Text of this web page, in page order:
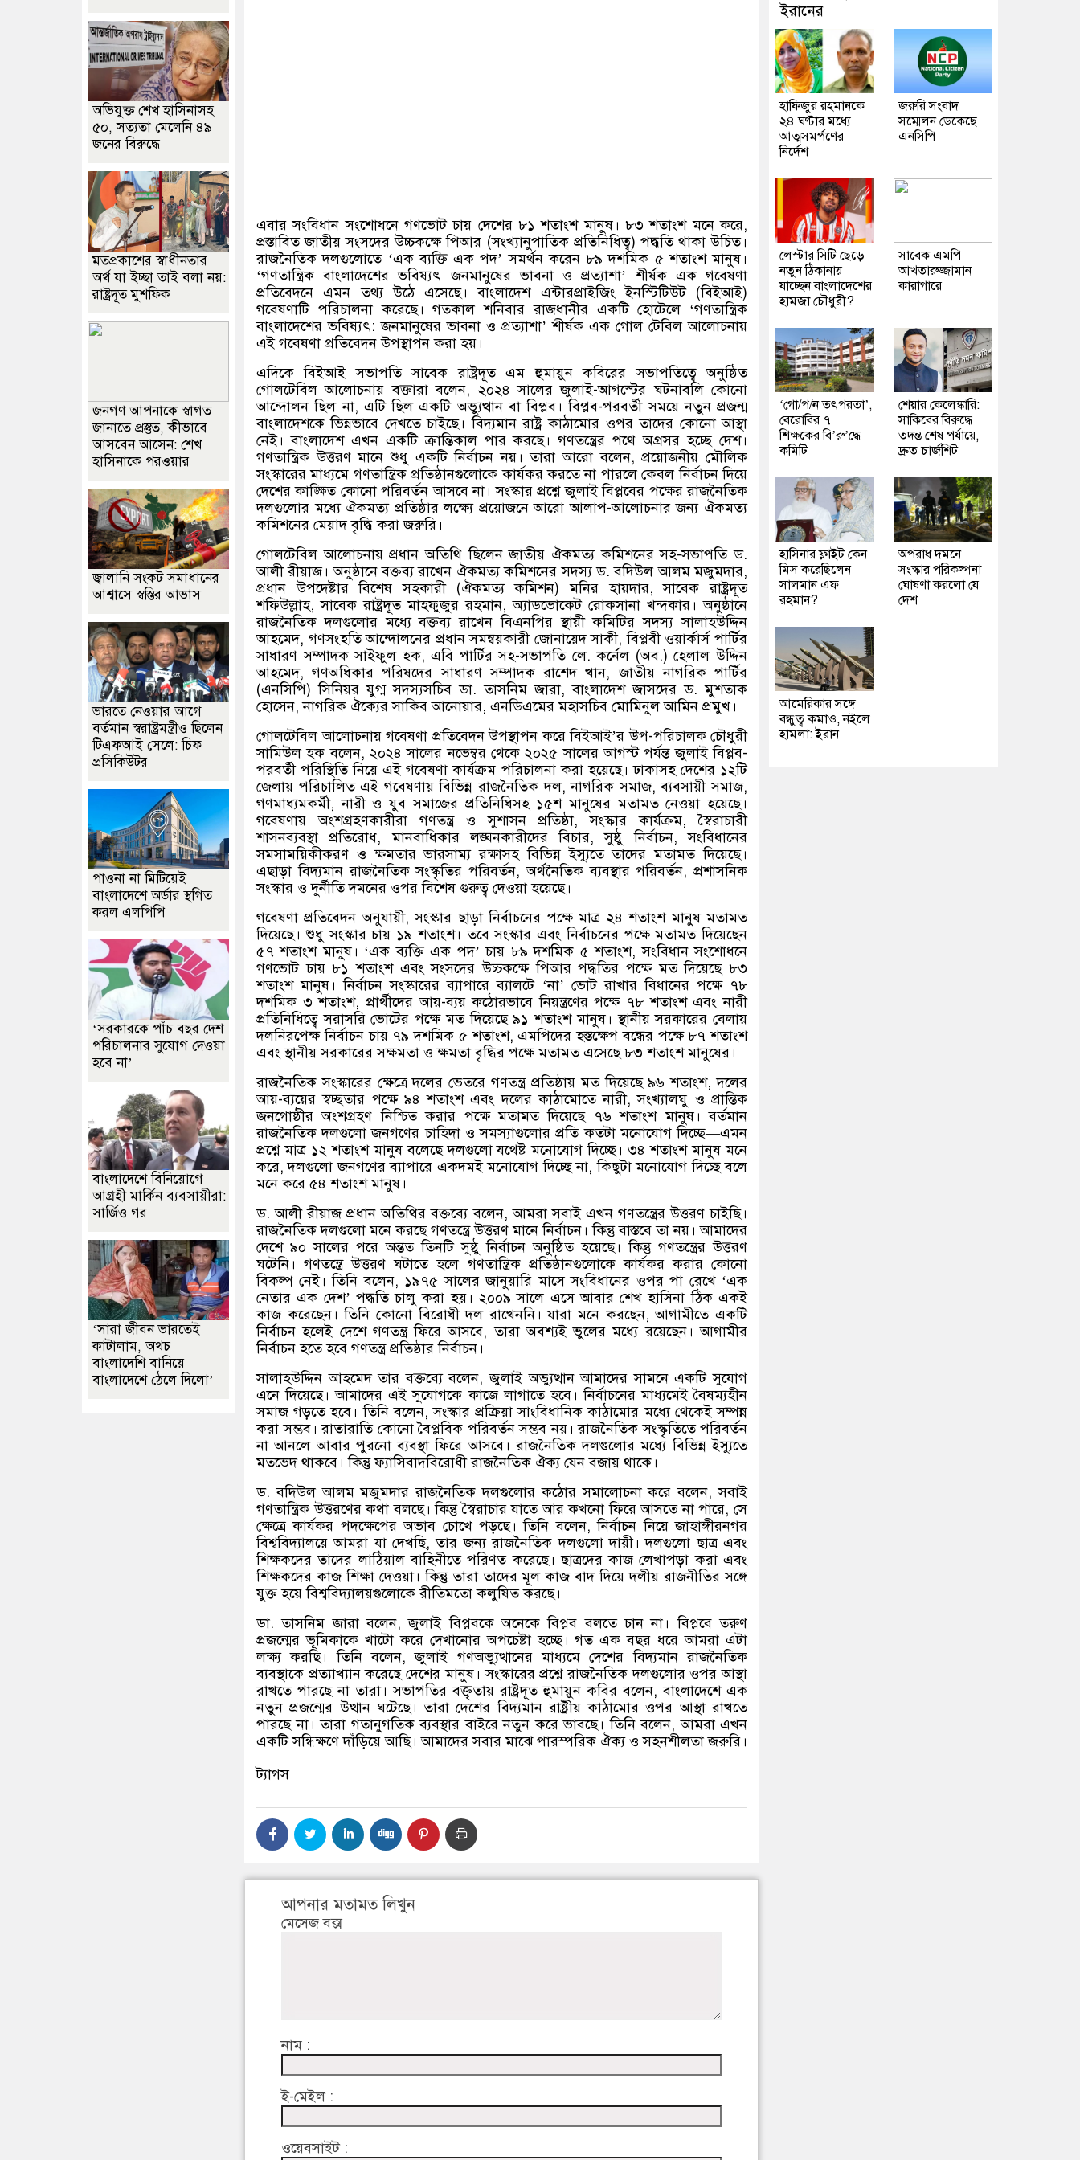
এবার সংবিধান সংশোধনে গণভোট চায় দেশের ৮১ শতাংশ মানুষ। ৮৩ শতাংশ মনে করে,
প্রস্তাবিত জাতীয় সংসদের উচ্চকক্ষে পিআর (সংখ্যানুপাতিক প্রতিনিধিত্ব) পদ্ধতি থাকা উচিত।
রাজনৈতিক দলগুলোতে ‘এক ব্যক্তি এক পদ’ সমর্থন করেন ৮৯ দশমিক ৫ শতাংশ মানুষ।
‘গণতান্ত্রিক বাংলাদেশের ভবিষ্যৎ জনমানুষের ভাবনা ও প্রত্যাশা’ শীর্ষক এক গবেষণা
প্রতিবেদনে এমন তথ্য উঠে এসেছে। বাংলাদেশ এন্টারপ্রাইজিং ইনস্টিটিউট (বিইআই)
গবেষণাটি পরিচালনা করেছে। গতকাল শনিবার রাজধানীর একটি হোটেলে ‘গণতান্ত্রিক
বাংলাদেশের ভবিষ্যৎ: জনমানুষের ভাবনা ও প্রত্যাশা’ শীর্ষক এক গোল টেবিল আলোচনায়
এই গবেষণা প্রতিবেদন উপস্থাপন করা হয়।
এদিকে বিইআই সভাপতি সাবেক রাষ্ট্রদূত এম হুমায়ুন কবিরের সভাপতিত্বে অনুষ্ঠিত
গোলটেবিল আলোচনায় বক্তারা বলেন, ২০২৪ সালের জুলাই-আগস্টের ঘটনাবলি কোনো
আন্দোলন ছিল না, এটি ছিল একটি অভ্যুত্থান বা বিপ্লব। বিপ্লব-পরবর্তী সময়ে নতুন প্রজন্ম
বাংলাদেশকে ভিন্নভাবে দেখতে চাইছে। বিদ্যমান রাষ্ট্র কাঠামোর ওপর তাদের কোনো আস্থা
নেই। বাংলাদেশ এখন একটি ক্রান্তিকাল পার করছে। গণতন্ত্রের পথে অগ্রসর হচ্ছে দেশ।
গণতান্ত্রিক উত্তরণ মানে শুধু একটি নির্বাচন নয়। তারা আরো বলেন, প্রয়োজনীয় মৌলিক
সংস্কারের মাধ্যমে গণতান্ত্রিক প্রতিষ্ঠানগুলোকে কার্যকর করতে না পারলে কেবল নির্বাচন দিয়ে
দেশের কাঙ্ক্ষিত কোনো পরিবর্তন আসবে না। সংস্কার প্রশ্নে জুলাই বিপ্লবের পক্ষের রাজনৈতিক
দলগুলোর মধ্যে ঐকমত্য প্রতিষ্ঠার লক্ষ্যে প্রয়োজনে আরো আলাপ-আলোচনার জন্য ঐকমত্য
কমিশনের মেয়াদ বৃদ্ধি করা জরুরি।
গোলটেবিল আলোচনায় প্রধান অতিথি ছিলেন জাতীয় ঐকমত্য কমিশনের সহ-সভাপতি ড.
আলী রীয়াজ। অনুষ্ঠানে বক্তব্য রাখেন ঐকমত্য কমিশনের সদস্য ড. বদিউল আলম মজুমদার,
প্রধান উপদেষ্টার বিশেষ সহকারী (ঐকমত্য কমিশন) মনির হায়দার, সাবেক রাষ্ট্রদূত
শফিউল্লাহ, সাবেক রাষ্ট্রদূত মাহফুজুর রহমান, অ্যাডভোকেট রোকসানা খন্দকার। অনুষ্ঠানে
রাজনৈতিক দলগুলোর মধ্যে বক্তব্য রাখেন বিএনপির স্থায়ী কমিটির সদস্য সালাহউদ্দিন
আহমেদ, গণসংহতি আন্দোলনের প্রধান সমন্বয়কারী জোনায়েদ সাকী, বিপ্লবী ওয়ার্কার্স পার্টির
সাধারণ সম্পাদক সাইফুল হক, এবি পার্টির সহ-সভাপতি লে. কর্নেল (অব.) হেলাল উদ্দিন
আহমেদ, গণঅধিকার পরিষদের সাধারণ সম্পাদক রাশেদ খান, জাতীয় নাগরিক পার্টির
(এনসিপি) সিনিয়র যুগ্ম সদস্যসচিব ডা. তাসনিম জারা, বাংলাদেশ জাসদের ড. মুশতাক
হোসেন, নাগরিক ঐক্যের সাকিব আনোয়ার, এনডিএমের মহাসচিব মোমিনুল আমিন প্রমুখ।
গোলটেবিল আলোচনায় গবেষণা প্রতিবেদন উপস্থাপন করে বিইআই’র উপ-পরিচালক চৌধুরী
সামিউল হক বলেন, ২০২৪ সালের নভেম্বর থেকে ২০২৫ সালের আগস্ট পর্যন্ত জুলাই বিপ্লব-
পরবর্তী পরিস্থিতি নিয়ে এই গবেষণা কার্যক্রম পরিচালনা করা হয়েছে। ঢাকাসহ দেশের ১২টি
জেলায় পরিচালিত এই গবেষণায় বিভিন্ন রাজনৈতিক দল, নাগরিক সমাজ, ব্যবসায়ী সমাজ,
গণমাধ্যমকর্মী, নারী ও যুব সমাজের প্রতিনিধিসহ ১৫শ মানুষের মতামত নেওয়া হয়েছে।
গবেষণায় অংশগ্রহণকারীরা গণতন্ত্র ও সুশাসন প্রতিষ্ঠা, সংস্কার কার্যক্রম, স্বৈরাচারী
শাসনব্যবস্থা প্রতিরোধ, মানবাধিকার লঙ্ঘনকারীদের বিচার, সুষ্ঠু নির্বাচন, সংবিধানের
সমসাময়িকীকরণ ও ক্ষমতার ভারসাম্য রক্ষাসহ বিভিন্ন ইস্যুতে তাদের মতামত দিয়েছে।
এছাড়া বিদ্যমান রাজনৈতিক সংস্কৃতির পরিবর্তন, অর্থনৈতিক ব্যবস্থার পরিবর্তন, প্রশাসনিক
সংস্কার ও দুর্নীতি দমনের ওপর বিশেষ গুরুত্ব দেওয়া হয়েছে।
গবেষণা প্রতিবেদন অনুযায়ী, সংস্কার ছাড়া নির্বাচনের পক্ষে মাত্র ২৪ শতাংশ মানুষ মতামত
দিয়েছে। শুধু সংস্কার চায় ১৯ শতাংশ। তবে সংস্কার এবং নির্বাচনের পক্ষে মতামত দিয়েছেন
৫৭ শতাংশ মানুষ। ‘এক ব্যক্তি এক পদ’ চায় ৮৯ দশমিক ৫ শতাংশ, সংবিধান সংশোধনে
গণভোট চায় ৮১ শতাংশ এবং সংসদের উচ্চকক্ষে পিআর পদ্ধতির পক্ষে মত দিয়েছে ৮৩
শতাংশ মানুষ। নির্বাচন সংস্কারের ব্যাপারে ব্যালটে ‘না’ ভোট রাখার বিধানের পক্ষে ৭৮
দশমিক ৩ শতাংশ, প্রার্থীদের আয়-ব্যয় কঠোরভাবে নিয়ন্ত্রণের পক্ষে ৭৮ শতাংশ এবং নারী
প্রতিনিধিত্বে সরাসরি ভোটের পক্ষে মত দিয়েছে ৯১ শতাংশ মানুষ। স্থানীয় সরকারের বেলায়
দলনিরপেক্ষ নির্বাচন চায় ৭৯ দশমিক ৫ শতাংশ, এমপিদের হস্তক্ষেপ বন্ধের পক্ষে ৮৭ শতাংশ
এবং স্থানীয় সরকারের সক্ষমতা ও ক্ষমতা বৃদ্ধির পক্ষে মতামত এসেছে ৮৩ শতাংশ মানুষের।
রাজনৈতিক সংস্কারের ক্ষেত্রে দলের ভেতরে গণতন্ত্র প্রতিষ্ঠায় মত দিয়েছে ৯৬ শতাংশ, দলের
আয়-ব্যয়ের স্বচ্ছতার পক্ষে ৯৪ শতাংশ এবং দলের কাঠামোতে নারী, সংখ্যালঘু ও প্রান্তিক
জনগোষ্ঠীর অংশগ্রহণ নিশ্চিত করার পক্ষে মতামত দিয়েছে ৭৬ শতাংশ মানুষ। বর্তমান
রাজনৈতিক দলগুলো জনগণের চাহিদা ও সমস্যাগুলোর প্রতি কতটা মনোযোগ দিচ্ছে—এমন
প্রশ্নে মাত্র ১২ শতাংশ মানুষ বলেছে দলগুলো যথেষ্ট মনোযোগ দিচ্ছে। ৩৪ শতাংশ মানুষ মনে
করে, দলগুলো জনগণের ব্যাপারে একদমই মনোযোগ দিচ্ছে না, কিছুটা মনোযোগ দিচ্ছে বলে
মনে করে ৫৪ শতাংশ মানুষ।
ড. আলী রীয়াজ প্রধান অতিথির বক্তব্যে বলেন, আমরা সবাই এখন গণতন্ত্রের উত্তরণ চাইছি।
রাজনৈতিক দলগুলো মনে করছে গণতন্ত্রে উত্তরণ মানে নির্বাচন। কিন্তু বাস্তবে তা নয়। আমাদের
দেশে ৯০ সালের পরে অন্তত তিনটি সুষ্ঠু নির্বাচন অনুষ্ঠিত হয়েছে। কিন্তু গণতন্ত্রের উত্তরণ
ঘটেনি। গণতন্ত্রে উত্তরণ ঘটাতে হলে গণতান্ত্রিক প্রতিষ্ঠানগুলোকে কার্যকর করার কোনো
বিকল্প নেই। তিনি বলেন, ১৯৭৫ সালের জানুয়ারি মাসে সংবিধানের ওপর পা রেখে ‘এক
নেতার এক দেশ’ পদ্ধতি চালু করা হয়। ২০০৯ সালে এসে আবার শেখ হাসিনা ঠিক একই
কাজ করেছেন। তিনি কোনো বিরোধী দল রাখেননি। যারা মনে করছেন, আগামীতে একটি
নির্বাচন হলেই দেশে গণতন্ত্র ফিরে আসবে, তারা অবশ্যই ভুলের মধ্যে রয়েছেন। আগামীর
নির্বাচন হতে হবে গণতন্ত্র প্রতিষ্ঠার নির্বাচন।
সালাহউদ্দিন আহমেদ তার বক্তব্যে বলেন, জুলাই অভ্যুত্থান আমাদের সামনে একটি সুযোগ
এনে দিয়েছে। আমাদের এই সুযোগকে কাজে লাগাতে হবে। নির্বাচনের মাধ্যমেই বৈষম্যহীন
সমাজ গড়তে হবে। তিনি বলেন, সংস্কার প্রক্রিয়া সাংবিধানিক কাঠামোর মধ্যে থেকেই সম্পন্ন
করা সম্ভব। রাতারাতি কোনো বৈপ্লবিক পরিবর্তন সম্ভব নয়। রাজনৈতিক সংস্কৃতিতে পরিবর্তন
না আনলে আবার পুরনো ব্যবস্থা ফিরে আসবে। রাজনৈতিক দলগুলোর মধ্যে বিভিন্ন ইস্যুতে
মতভেদ থাকবে। কিন্তু ফ্যাসিবাদবিরোধী রাজনৈতিক ঐক্য যেন বজায় থাকে।
ড. বদিউল আলম মজুমদার রাজনৈতিক দলগুলোর কঠোর সমালোচনা করে বলেন, সবাই
গণতান্ত্রিক উত্তরণের কথা বলছে। কিন্তু স্বৈরাচার যাতে আর কখনো ফিরে আসতে না পারে, সে
ক্ষেত্রে কার্যকর পদক্ষেপের অভাব চোখে পড়ছে। তিনি বলেন, নির্বাচন নিয়ে জাহাঙ্গীরনগর
বিশ্ববিদ্যালয়ে আমরা যা দেখছি, তার জন্য রাজনৈতিক দলগুলো দায়ী। দলগুলো ছাত্র এবং
শিক্ষকদের তাদের লাঠিয়াল বাহিনীতে পরিণত করেছে। ছাত্রদের কাজ লেখাপড়া করা এবং
শিক্ষকদের কাজ শিক্ষা দেওয়া। কিন্তু তারা তাদের মূল কাজ বাদ দিয়ে দলীয় রাজনীতির সঙ্গে
যুক্ত হয়ে বিশ্ববিদ্যালয়গুলোকে রীতিমতো কলুষিত করছে।
ডা. তাসনিম জারা বলেন, জুলাই বিপ্লবকে অনেকে বিপ্লব বলতে চান না। বিপ্লবে তরুণ
প্রজন্মের ভূমিকাকে খাটো করে দেখানোর অপচেষ্টা হচ্ছে। গত এক বছর ধরে আমরা এটা
লক্ষ্য করছি। তিনি বলেন, জুলাই গণঅভ্যুত্থানের মাধ্যমে দেশের বিদ্যমান রাজনৈতিক
ব্যবস্থাকে প্রত্যাখ্যান করেছে দেশের মানুষ। সংস্কারের প্রশ্নে রাজনৈতিক দলগুলোর ওপর আস্থা
রাখতে পারছে না তারা। সভাপতির বক্তৃতায় রাষ্ট্রদূত হুমায়ুন কবির বলেন, বাংলাদেশে এক
নতুন প্রজন্মের উত্থান ঘটেছে। তারা দেশের বিদ্যমান রাষ্ট্রীয় কাঠামোর ওপর আস্থা রাখতে
পারছে না। তারা গতানুগতিক ব্যবস্থার বাইরে নতুন করে ভাবছে। তিনি বলেন, আমরা এখন
একটি সন্ধিক্ষণে দাঁড়িয়ে আছি। আমাদের সবার মাঝে পারস্পরিক ঐক্য ও সহনশীলতা জরুরি।
ট্যাগস
আপনার মতামত লিখুন
মেসেজ বক্স
নাম :
ই-মেইল :
ওয়েবসাইট :
অভিযুক্ত শেখ হাসিনাসহ
৫০, সত্যতা মেলেনি ৪৯
জনের বিরুদ্ধে
মতপ্রকাশের স্বাধীনতার
অর্থ যা ইচ্ছা তাই বলা নয়:
রাষ্ট্রদূত মুশফিক
জনগণ আপনাকে স্বাগত
জানাতে প্রস্তুত, কীভাবে
আসবেন আসেন: শেখ
হাসিনাকে পরওয়ার
জ্বালানি সংকট সমাধানের
আশ্বাসে স্বস্তির আভাস
ভারতে নেওয়ার আগে
বর্তমান স্বরাষ্ট্রমন্ত্রীও ছিলেন
টিএফআই সেলে: চিফ
প্রসিকিউটর
পাওনা না মিটিয়েই
বাংলাদেশে অর্ডার স্থগিত
করল এলপিপি
‘সরকারকে পাঁচ বছর দেশ
পরিচালনার সুযোগ দেওয়া
হবে না’
বাংলাদেশে বিনিয়োগে
আগ্রহী মার্কিন ব্যবসায়ীরা:
সার্জিও গর
‘সারা জীবন ভারতেই
কাটালাম, অথচ
বাংলাদেশি বানিয়ে
বাংলাদেশে ঠেলে দিলো’
ইরানের
হাফিজুর রহমানকে
২৪ ঘণ্টার মধ্যে
আত্মসমর্পণের
নির্দেশ
জরুরি সংবাদ
সম্মেলন ডেকেছে
এনসিপি
লেস্টার সিটি ছেড়ে
নতুন ঠিকানায়
যাচ্ছেন বাংলাদেশের
হামজা চৌধুরী?
সাবেক এমপি
আখতারুজ্জামান
কারাগারে
‘গো/প/ন তৎপরতা’,
বেরোবির ৭
শিক্ষকের বি’রু’দ্ধে
কমিটি
শেয়ার কেলেঙ্কারি:
সাকিবের বিরুদ্ধে
তদন্ত শেষ পর্যায়ে,
দ্রুত চার্জশিট
হাসিনার ফ্লাইট কেন
মিস করেছিলেন
সালমান এফ
রহমান?
অপরাধ দমনে
সংস্কার পরিকল্পনা
ঘোষণা করলো যে
দেশ
আমেরিকার সঙ্গে
বন্ধুত্ব কমাও, নইলে
হামলা: ইরান